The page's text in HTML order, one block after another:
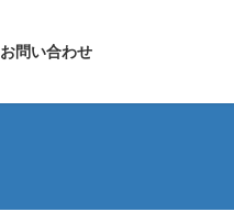
お問い合わせ